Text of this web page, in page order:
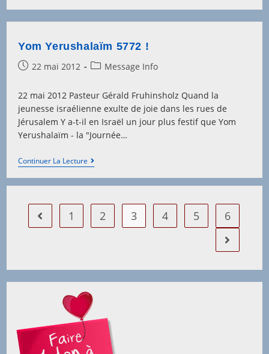
Coeur
D’Israël
Yom Yerushalaïm 5772 !
Post22 mai 2012
PostMessage Info
22 mai 2012 Pasteur Gérald Fruhinsholz Quand la
jeunesse israélienne exulte de joie dans les rues de
Jérusalem Y a-t-il en Israël un jour plus festif que Yom
Yerushalaïm - la "Journée…
Continuer La LectureYom
Yerushalaïm
5772
!
Go to the previous page
1 2 3 4 5 6
Aller à la